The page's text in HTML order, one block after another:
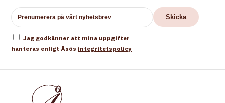
Jag godkänner att mina uppgifter
hanteras enligt Åsös integritetspolicy